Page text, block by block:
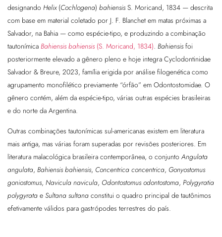
designando Helix(Cochlogena) bahiensisS. Moricand, 1834 — descrita
com base em material coletado por J. F. Blanchet em matas próximas a
Salvador, na Bahia — como espécie-tipo, e produzindo a combinação
tautonímica Bahiensis bahiensis(S. Moricand, 1834). Bahiensisfoi
posteriormente elevado a gênero pleno e hoje integra Cyclodontinidae
Salvador & Breure, 2023, família erigida por análise filogenética como
agrupamento monofilético previamente “órfão” em Odontostomidae. O
gênero contém, além da espécie-tipo, várias outras espécies brasileiras
e do norte da Argentina.
Outras combinações tautonímicas sul-americanas existem em literatura
mais antiga, mas várias foram superadas por revisões posteriores. Em
literatura malacológica brasileira contemporânea, o conjunto Angulata
angulata, Bahiensis bahiensis, Concentrica concentrica, Gonyostomus
goniostomus, Navicula navicula, Odontostomus odontostoma, Polygyratia
polygyrata e Sultana sultana constitui o quadro principal de tautônimos
efetivamente válidos para gastrópodes terrestres do país.